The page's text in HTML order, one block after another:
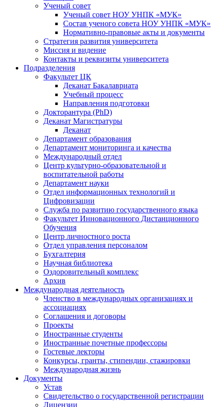
Ученый совет
Ученый совет НОУ УНПК «МУК»
Состав ученого совета НОУ УНПК «МУК»
Нормативно-правовые акты и документы
Стратегия развития университета
Миссия и видение
Контакты и реквизиты университета
Подразделения
Факультет ЦК
Деканат Бакалавриата
Учебный процесс
Направления подготовки
Докторантура (PhD)
Деканат Магистратуры
Деканат
Департамент образования
Департамент мониторинга и качества
Международный отдел
Центр культурно-образовательной и
воспитательной работы
Департамент науки
Отдел информационных технологий и
Цифровизации
Служба по развитию государственного языка
Факультет Инновационного Дистанционного
Обучения
Центр личностного роста
Отдел управления персоналом
Бухгалтерия
Научная библиотека
Оздоровительный комплекс
Архив
Международная деятельность
Членство в международных организациях и
ассоциациях
Соглашения и договоры
Проекты
Иностранные студенты
Иностранные почетные профессоры
Гостевые лекторы
Конкурсы, гранты, стипендии, стажировки
Международная жизнь
Документы
Устав
Свидетельство о государственной регистрации
Лицензии